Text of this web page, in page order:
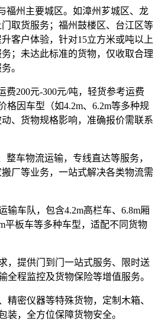
福州主要城区。如漳州芗城区、龙
取货服务；福州鼓楼区、台江区等
客户体验，针对15立方米或吨以上
；未达此标准的货物，仅收取合理
。
费200元-300元/吨，轻货参考运费
格因车型（如4.2m、6.2m等多种规
、货物规格影响，准确报价需联系
整车物流运输，专线直达等服务，
厂等业务，一站式解决各类物流需
输车队，包含4.2m高栏车、6.8m厢
平板车等多种车型，适配不同货物
，提供门到门一站式服务、限时送
全程监控及货物保险等增值服务。
精密仪器等特殊货物，定制木箱、
装，全方位保障货物安全。